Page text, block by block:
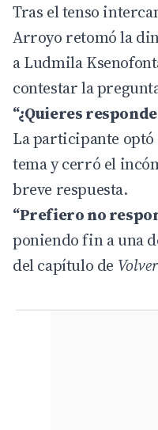
Tras el tenso
Arroyo retomó la
a Ludmila
contestar la
“¿Quieres
La participante
tema y cerró el
breve respuesta.
“Prefiero no
poniendo fin a una
del capítulo de